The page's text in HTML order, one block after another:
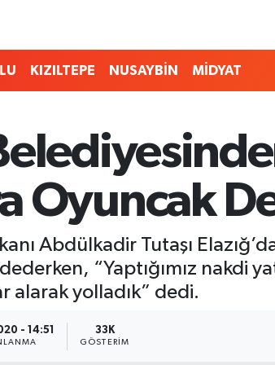
KIZILTEPE NUSAYBİN MİDYAT
Oyuncak
Abdülkadir Tutaşı
“Yaptığımız nakdi
alarak yolladık” dedi.
- 14:51 33K
GÖSTERIM